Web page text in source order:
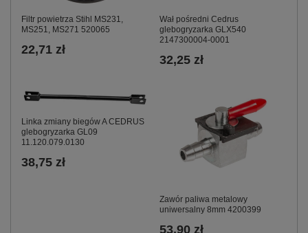
Filtr powietrza Stihl MS231,
MS251, MS271 520065
22,71 zł
Wał pośredni Cedrus
glebogryzarka GLX540
2147300004-0001
32,25 zł
Linka zmiany biegów A CEDRUS
glebogryzarka GL09
11.120.079.0130
38,75 zł
Zawór paliwa metalowy
uniwersalny 8mm 4200399
53,90 zł